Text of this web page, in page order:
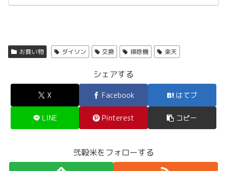
お買い物 ダイソン 交換 掃除機 楽天
シェアする
X Facebook はてブ
LINE Pinterest コピー
弐穀米をフォローする